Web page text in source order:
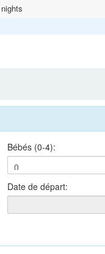
Bébés (0-4):
Date de départ: